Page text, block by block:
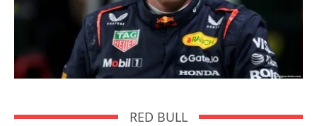
RED BULL